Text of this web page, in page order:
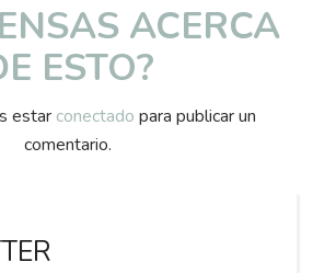
ACERCA
ESTO?
estar conectado para publicar un
comentario.